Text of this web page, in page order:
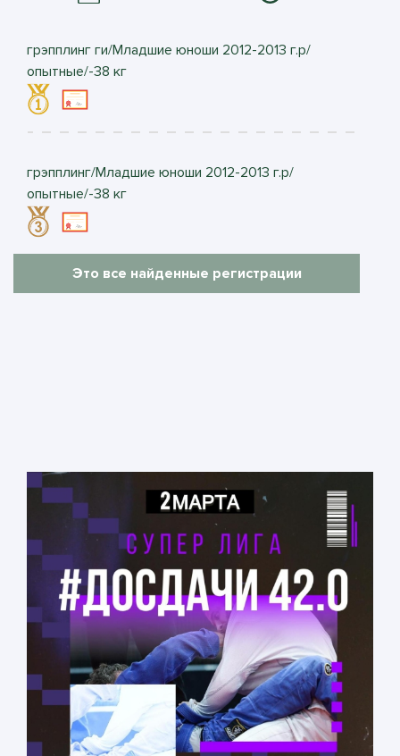
грэпплинг ги/Младшие юноши 2012-2013 г.р/
опытные/-38 кг
грэпплинг/Младшие юноши 2012-2013 г.р/
опытные/-38 кг
Это все найденные регистрации